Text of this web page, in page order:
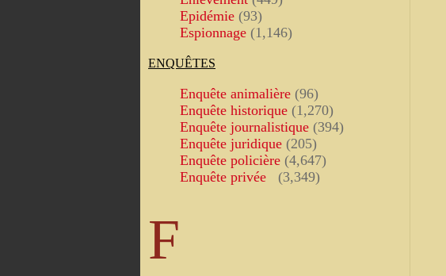
Epidémie (93)
Espionnage (1,146)
ENQUÊTES
Enquête animalière (96)
Enquête historique (1,270)
Enquête journalistique (394)
Enquête juridique (205)
Enquête policière (4,647)
Enquête privée
(3,349)
F